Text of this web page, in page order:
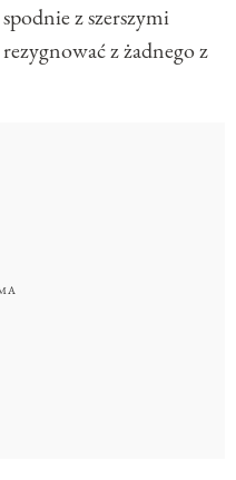
z szerszymi
z żadnego z